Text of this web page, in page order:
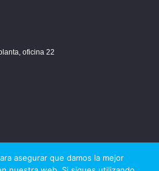
oficina 22
por espa.es-Aviso legal -Política de
asegurar que damos la mejor